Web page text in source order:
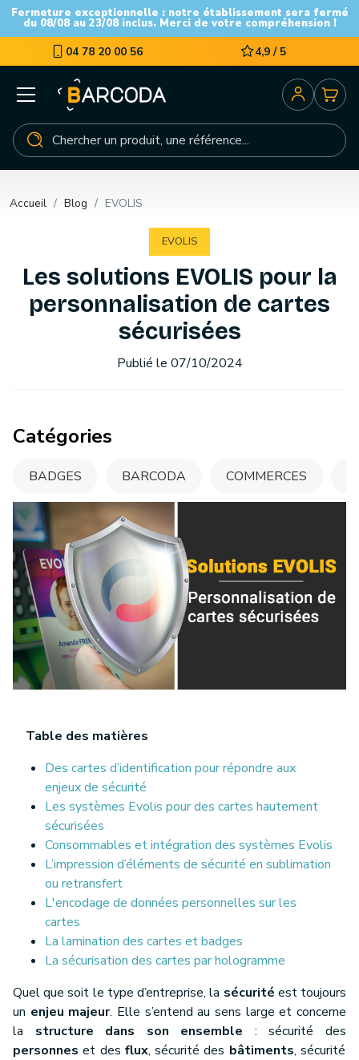
Fermeture exceptionnelle : notre établissement sera fermé
du 08/08 au 23/08 inclus. Merci de votre compréhension !
04 78 20 00 56 4,9 / 5
Accueil Blog EVOLIS
EVOLIS
Les solutions EVOLIS pour la
personnalisation de cartes
sécurisées
Publié le 07/10/2024
Table des matières
Des cartes d’identification pour répondre aux
enjeux de sécurité
Les systèmes Evolis pour des cartes hautement
sécurisées
Consommables et intégration des systèmes Evolis
L’impression d’éléments de sécurité en sublimation
ou retransfert
L'encodage de données personnelles sur les
cartes
La lamination des cartes et badges
La sécurisation des cartes par hologramme
Quel que soit le type d’entreprise, la sécurité est toujours
un enjeu majeur. Elle s’entend au sens large et concerne
la structure dans son ensemble : sécurité des
personnes et des flux, sécurité des bâtiments, sécurité
Catégories
BADGES BARCODA COMMERCES